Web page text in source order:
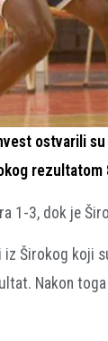
ostvarili
1-3, dok je
Širokog koji
Nakon